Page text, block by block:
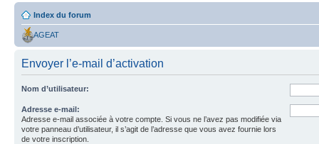
Index du forum
AGEAT
Envoyer l’e-mail d’activation
Nom d’utilisateur:
Adresse e-mail:
Adresse e-mail associée à votre compte. Si vous ne l’avez pas modifiée via
votre panneau d’utilisateur, il s’agit de l’adresse que vous avez fournie lors
de votre inscription.